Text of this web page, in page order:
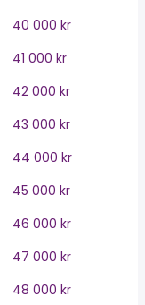
40 000 kr
41 000 kr
42 000 kr
43 000 kr
44 000 kr
45 000 kr
46 000 kr
47 000 kr
48 000 kr